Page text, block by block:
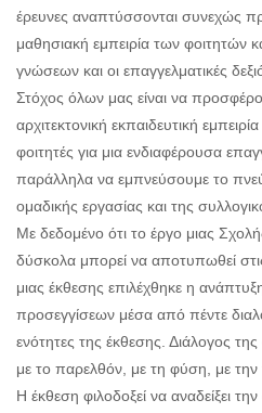
έρευνες αναπτύσσονται συνεχώς
μαθησιακή εμπειρία των φοιτητών
γνώσεων και οι επαγγελματικές
Στόχος όλων μας είναι να
αρχιτεκτονική εκπαιδευτική
φοιτητές για μια ενδιαφέρουσα
παράλληλα να εμπνεύσουμε το
ομαδικής εργασίας και της
Με δεδομένο ότι το έργο μιας
δύσκολα μπορεί να αποτυπωθεί
μιας έκθεσης επιλέχθηκε η
προσεγγίσεων μέσα από πέντε
ενότητες της έκθεσης. Διάλογος
με το παρελθόν, με τη φύση, με την
Η έκθεση φιλοδοξεί να αναδείξει